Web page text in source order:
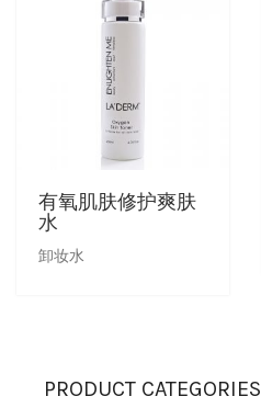
防止敏感及修复
洗脸霜
最新发布及媒体
特级销售商店
销售商店
有氧肌肤修护爽肤
水
卸妆水
PRODUCT CATEGORIES